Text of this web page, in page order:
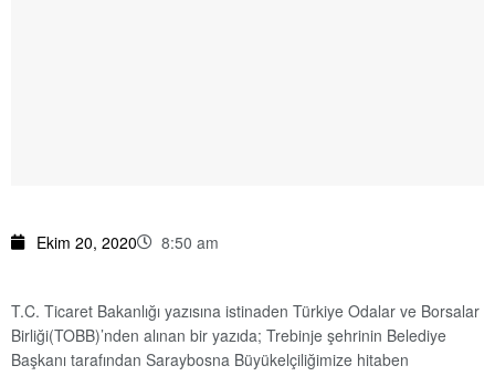
Ekim 20, 2020 8:50 am
T.C. Ticaret Bakanlığı yazısına istinaden Türkiye Odalar ve Borsalar
Birliği(TOBB)’nden alınan bir yazıda; Trebinje şehrinin Belediye
Başkanı tarafından Saraybosna Büyükelçiliğimize hitaben